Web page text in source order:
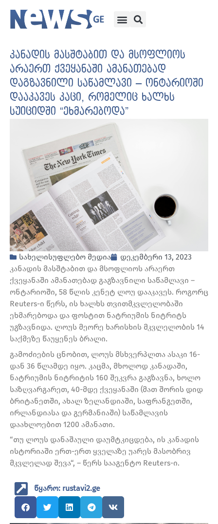
კანადის მასშტაბით და მსოფლიოს
არაერთ ქვეყანაში ამანათებად
დაგზავნილი საწამლავი – ონტარიოში
დააკავეს კაცი, რომელიც ხალხს
სუიციდში “ეხმარებოდა”
სახელისუფლებო მედია
დეკემბერი 13, 2023
კანადის მასშტაბით და მსოფლიოს არაერთ
ქვეყანაში ამანათებად გაგზავნილი საწამლავი –
ონტარიოში, 58 წლის კენეტ ლოუ დააკავეს. როგორც
Reuters-ი წერს, ის ხალხს თვითმკვლელობაში
ეხმარებოდა და ფოსტით ნატრიუმის ნიტრიტს
უგზავნიდა. ლოუს მეორე ხარისხის მკვლელობის 14
საქმეზე წაუყენეს ბრალი.
გამოძიების ცნობით, ლოუს მსხვერპლთა ასაკი 16-
დან 36 წლამდე იყო. კაცმა, მხოლოდ კანადაში,
ნატრიუმის ნიტრიტის 160 შეკვრა გაგზავნა, ხოლო
საზღვარგარეთ, 40-მდე ქვეყანაში (მათ შორის დიდ
ბრიტანეთში, ახალ ზელანდიაში, საფრანგეთში,
ირლანდიასა და გერმანიაში) საწამლავის
დაახლოებით 1200 ამანათი.
“თუ ლოუს დანაშაული დაუმტკიცდება, ის კანადის
ისტორიაში ერთ-ერთ ყველაზე უარეს მასობრივ
მკვლელად შევა“, – წერს სააგენტო Reuters-ი.
წყარო: rustavi2.ge